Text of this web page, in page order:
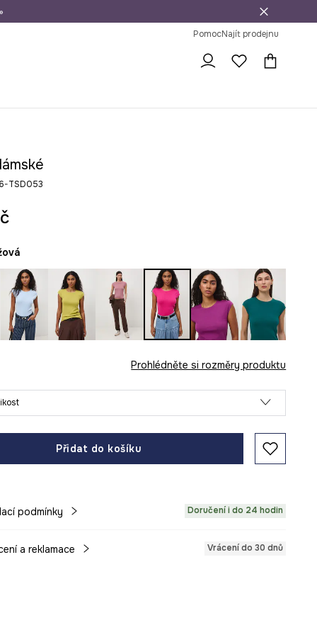
na vrácení zboží
PomocNajít prodejnu
TSD053
Prohlédněte si rozměry produktu
Přidat do košíku
podmínky Doručení i do 24 hodin
a reklamace Vrácení do 30 dnů